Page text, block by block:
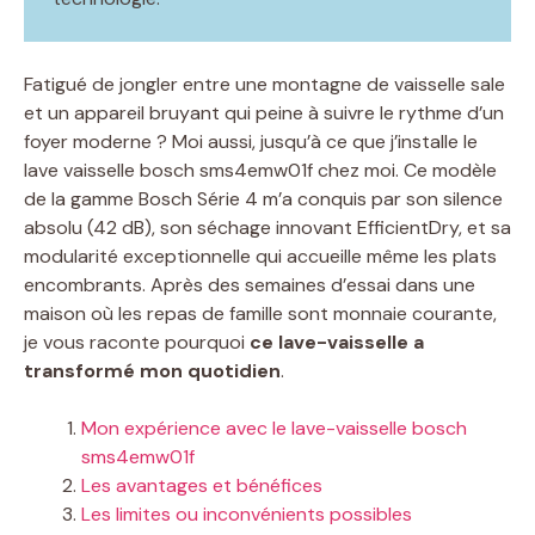
Fatigué de jongler entre une montagne de vaisselle sale
et un appareil bruyant qui peine à suivre le rythme d’un
foyer moderne ? Moi aussi, jusqu’à ce que j’installe le
lave vaisselle bosch sms4emw01f chez moi. Ce modèle
de la gamme Bosch Série 4 m’a conquis par son silence
absolu (42 dB), son séchage innovant EfficientDry, et sa
modularité exceptionnelle qui accueille même les plats
encombrants. Après des semaines d’essai dans une
maison où les repas de famille sont monnaie courante,
je vous raconte pourquoi ce lave-vaisselle a
transformé mon quotidien.
Mon expérience avec le lave-vaisselle bosch
sms4emw01f
Les avantages et bénéfices
Les limites ou inconvénients possibles